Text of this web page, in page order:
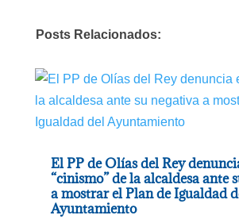
Posts Relacionados:
El PP de Olías del Rey
“cinismo” de la alcaldesa ante
a mostrar el Plan de Igualdad
Ayuntamiento